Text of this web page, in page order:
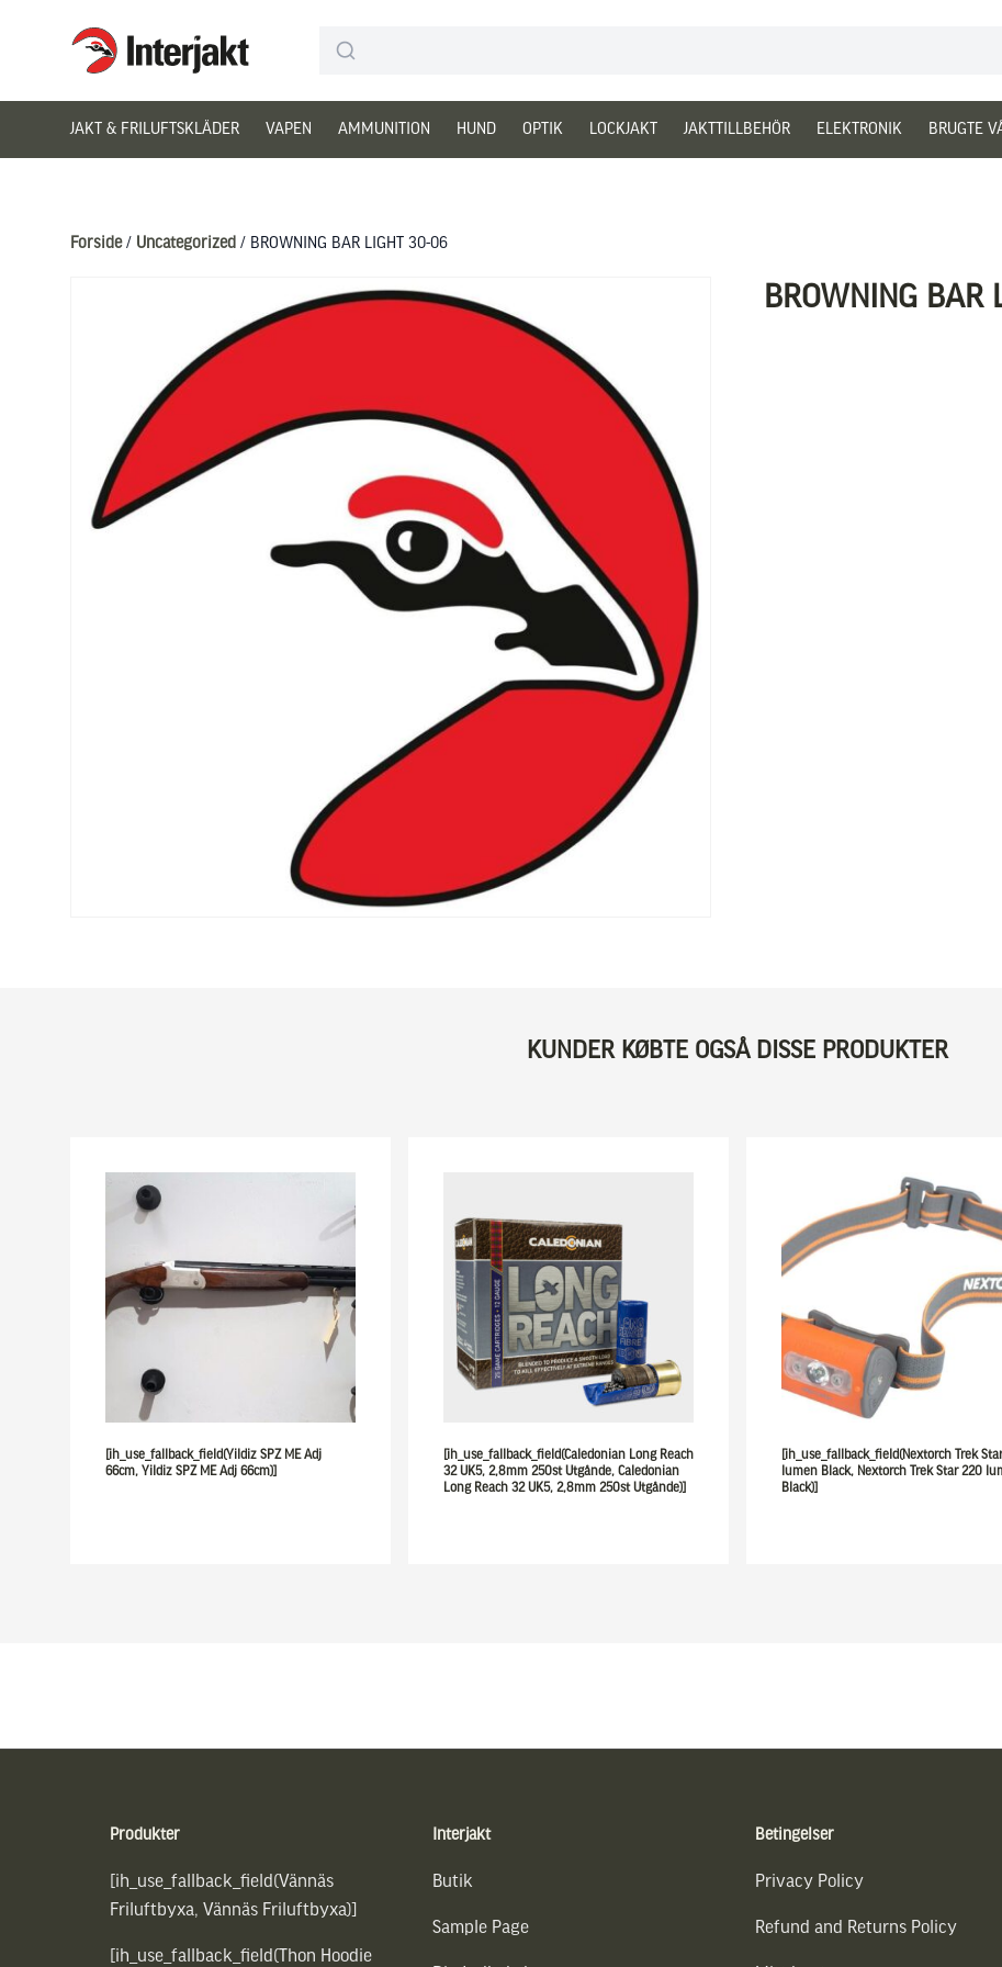
Interjakt DK
JAKT & FRILUFTSKLÄDER VAPEN AMMUNITION HUND OPTIK LOCKJAKT JAKTTILLBEHÖR ELEKTRONIK BRUGTE
Forside/ Uncategorized / BROWNING BAR LIGHT 30-06
BROWNING BAR
KUNDER KØBTE OGSÅ DISSE PRODUKTER
[ih_use_fallback_field(Yildiz SPZ ME Adj
66cm, Yildiz SPZ ME Adj 66cm)]
[ih_use_fallback_field(Caledonian Long Reach
32 UK5, 2,8mm 250st Utgånde, Caledonian
Long Reach 32 UK5, 2,8mm 250st Utgånde)]
[ih_use_fallback_field(Nextorch Trek
lumen Black, Nextorch Trek Star 220
Black)]
Produkter
[ih_use_fallback_field(Vännäs
Friluftbyxa, Vännäs Friluftbyxa)]
[ih_use_fallback_field(Thon Hoodie
Interjakt
Butik
Sample Page
Betingelser
Privacy Policy
Refund and Returns Policy